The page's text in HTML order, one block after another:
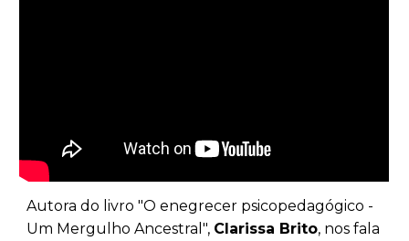
Autora do livro "O enegrecer psicopedagógico -
Um Mergulho Ancestral", Clarissa Brito, nos fala